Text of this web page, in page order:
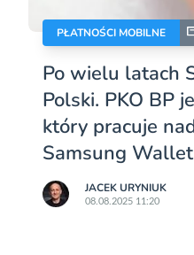
PŁATNOŚCI MOBILNE
Po wielu latach
Polski. PKO BP
który pracuje
Samsung Wallet
JACEK URYNIUK
08.08.2025 11:20